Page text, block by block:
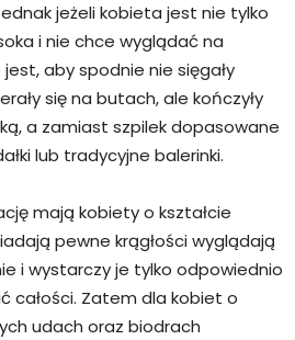
jeżeli kobieta jest nie tylko
i nie chce wyglądać na
aby spodnie nie sięgały
się na butach, ale kończyły
a zamiast szpilek dopasowane
lub tradycyjne balerinki.
mają kobiety o kształcie
pewne krągłości wyglądają
i wystarczy je tylko odpowiednio
całości. Zatem dla kobiet o
udach oraz biodrach